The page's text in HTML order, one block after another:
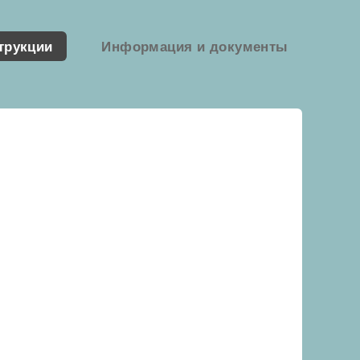
Информация и документы